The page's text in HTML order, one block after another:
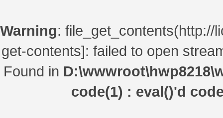
Warning: file_get_contents(http://
get-contents]: failed to open
Found in
code(1) : eval()'d